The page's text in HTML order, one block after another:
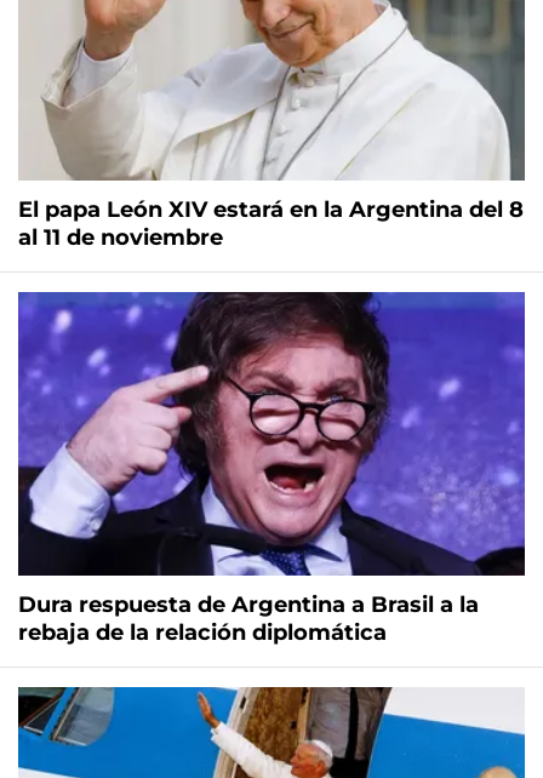
El papa León XIV estará en la Argentina del 8
al 11 de noviembre
Dura respuesta de Argentina a Brasil a la
rebaja de la relación diplomática